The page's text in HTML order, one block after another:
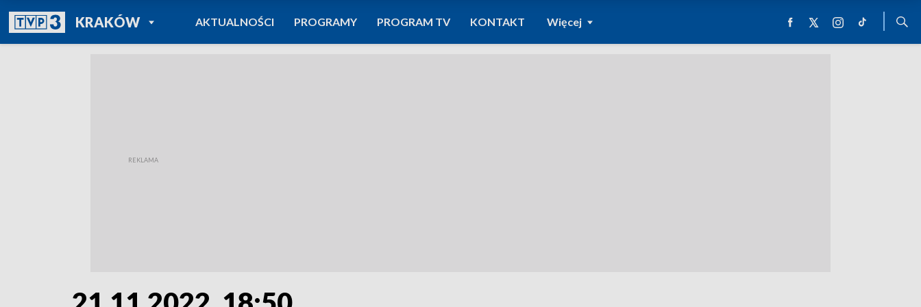
KRAKÓWPOWRÓT DO
TVP REGIONY
AKTUALNOŚCI PROGRAMY PROGRAM TV KONTAKT Więcej